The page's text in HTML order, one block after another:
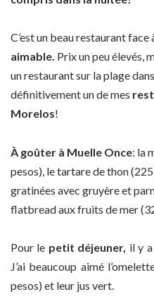
C’est un beau restaurant face
aimable. Prix un peu élevés,
un restaurant sur la plage
définitivement un de mes
Morelos!
À goûter à Muelle Once: la
pesos), le tartare de thon
gratinées avec gruyère et
flatbread aux fruits de mer
Pour le petit déjeuner, il y
J’ai beaucoup aimé
pesos) et leur jus vert.